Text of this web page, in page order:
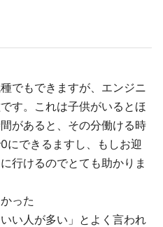
でもできますが、エンジニ
す。これは子供がいるとほ
があると、その分働ける時
にできるますし、もしお迎
行けるのでとても助かりま
った
い人が多い」とよく言われ